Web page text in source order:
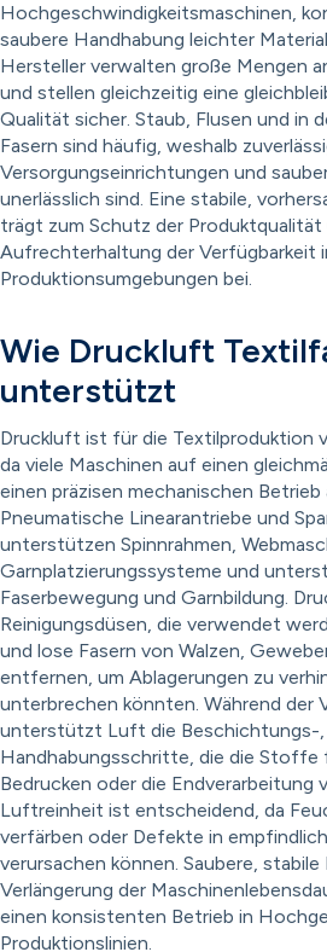
Hochgeschwindigkeitsmaschinen,
saubere Handhabung leichter
Hersteller verwalten große Mengen
und stellen gleichzeitig eine
Qualität sicher. Staub, Flusen und in
Fasern sind häufig, weshalb
Versorgungseinrichtungen und
unerlässlich sind. Eine stabile,
trägt zum Schutz der Produktqualität
Aufrechterhaltung der Verfügbarkeit
Produktionsumgebungen bei.
Wie Druckluft
unterstützt
Druckluft ist für die Textilproduktion
da viele Maschinen auf einen
einen präzisen mechanischen Betrieb
Pneumatische Linearantriebe und
unterstützen Spinnrahmen,
Garnplatzierungssysteme und
Faserbewegung und Garnbildung.
Reinigungsdüsen, die verwendet
und lose Fasern von Walzen,
entfernen, um Ablagerungen zu
unterbrechen könnten. Während der
unterstützt Luft die Beschichtungs-,
Handhabungsschritte, die die Stoffe
Bedrucken oder die Endverarbeitung
Luftreinheit ist entscheidend, da
verfärben oder Defekte in
verursachen können. Saubere,
Verlängerung der
einen konsistenten Betrieb in
Produktionslinien.